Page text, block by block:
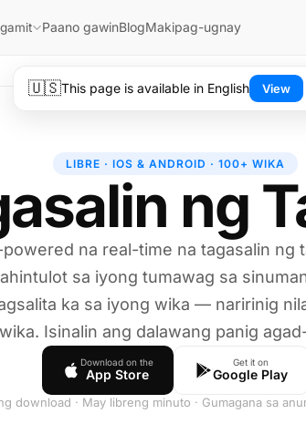
Paano gawinBlogMakipag-ugnay
LIBRE · IOS & ANDROID · 100+ WIKA
ng
powered na real-time na tagasalin ng
sa iyong tumawag sa
ka sa iyong wika — naririnig
wika. Isinalin ang dalawang panig
Download on the
App Store
Get it on
Google Play
download · May libreng minuto · Gumagana sa
🇺🇸This page is available in English View